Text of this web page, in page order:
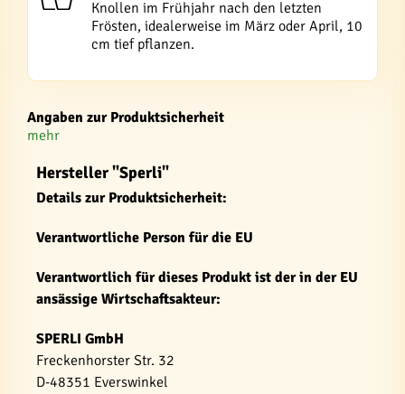
Knollen im Frühjahr nach den letzten
Frösten, idealerweise im März oder April, 10
cm tief pflanzen.
Angaben zur Produktsicherheit
mehr
Hersteller "Sperli"
Details zur Produktsicherheit:
Verantwortliche Person für die EU
Verantwortlich für dieses Produkt ist der in der EU
ansässige Wirtschaftsakteur:
SPERLI GmbH
Freckenhorster Str. 32
D-48351 Everswinkel